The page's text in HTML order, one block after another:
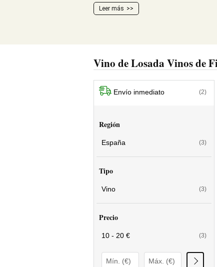
Leer más
Vino de Losada Vinos de
Envío inmediato (2)
Región
España (3)
Tipo
Vino (3)
Precio
10 - 20 € (3)